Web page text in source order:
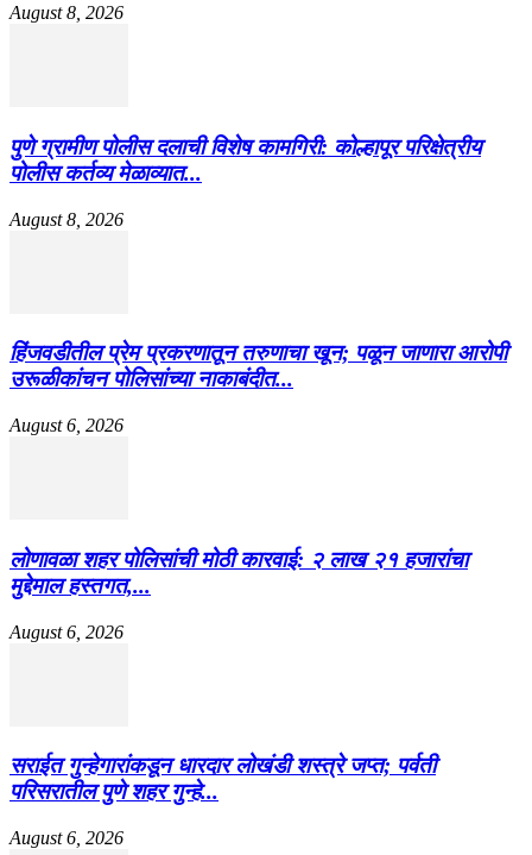
August 8, 2026
पुणे ग्रामीण पोलीस दलाची विशेष कामगिरी: कोल्हापूर परिक्षेत्रीय
पोलीस कर्तव्य मेळाव्यात...
August 8, 2026
हिंजवडीतील प्रेम प्रकरणातून तरुणाचा खून; पळून जाणारा आरोपी
उरूळीकांचन पोलिसांच्या नाकाबंदीत...
August 6, 2026
लोणावळा शहर पोलिसांची मोठी कारवाई: २ लाख २१ हजारांचा
मुद्देमाल हस्तगत,...
August 6, 2026
सराईत गुन्हेगारांकडून धारदार लोखंडी शस्त्रे जप्त; पर्वती
परिसरातील पुणे शहर गुन्हे...
August 6, 2026